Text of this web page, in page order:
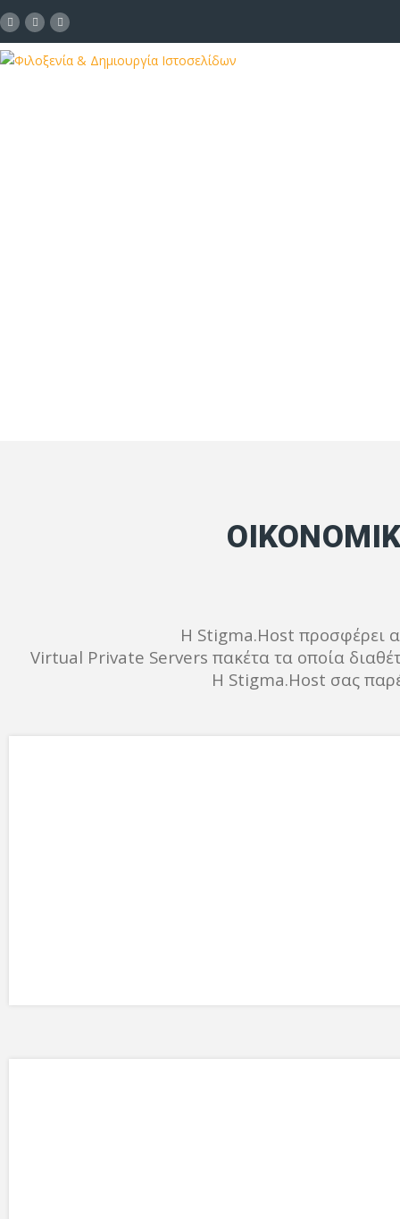
Η Stigma.Host προσφέρει
Virtual Private Servers πακέτα τα οποία
Η Stigma.Host σας